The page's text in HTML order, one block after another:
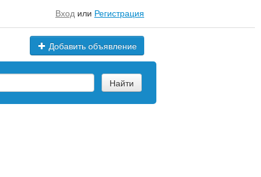
Вход или Регистрация
Добавить объявление
Найти